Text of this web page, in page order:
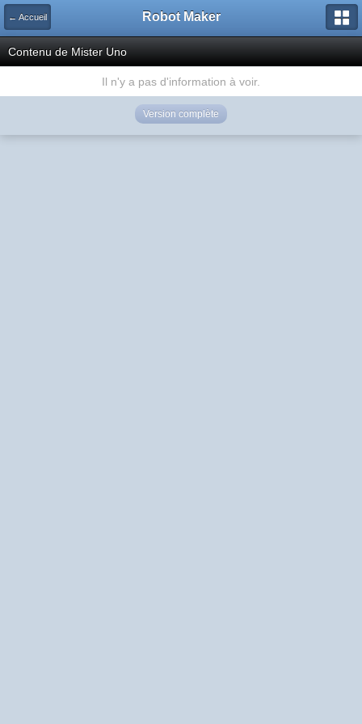
← Accueil Robot Maker
Contenu de Mister Uno
Il n'y a pas d'information à voir.
Version complète